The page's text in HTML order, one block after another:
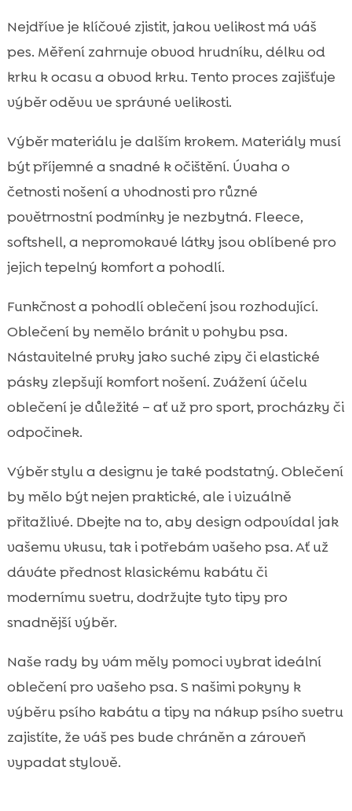
Nejdříve je klíčové zjistit, jakou velikost má váš
pes. Měření zahrnuje obvod hrudníku, délku od
krku k ocasu a obvod krku. Tento proces zajišťuje
výběr oděvu ve správné velikosti.
Výběr materiálu je dalším krokem. Materiály musí
být příjemné a snadné k očištění. Úvaha o
četnosti nošení a vhodnosti pro různé
povětrnostní podmínky je nezbytná. Fleece,
softshell, a nepromokavé látky jsou oblíbené pro
jejich tepelný komfort a pohodlí.
Funkčnost a pohodlí oblečení jsou rozhodující.
Oblečení by nemělo bránit v pohybu psa.
Nástavitelné prvky jako suché zipy či elastické
pásky zlepšují komfort nošení. Zvážení účelu
oblečení je důležité – ať už pro sport, procházky či
odpočinek.
Výběr stylu a designu je také podstatný. Oblečení
by mělo být nejen praktické, ale i vizuálně
přitažlivé. Dbejte na to, aby design odpovídal jak
vašemu vkusu, tak i potřebám vašeho psa. Ať už
dáváte přednost klasickému kabátu či
modernímu svetru, dodržujte tyto tipy pro
snadnější výběr.
Naše rady by vám měly pomoci vybrat ideální
oblečení pro vašeho psa. S našimi pokyny k
výběru psího kabátu a tipy na nákup psího svetru
zajistíte, že váš pes bude chráněn a zároveň
vypadat stylově.